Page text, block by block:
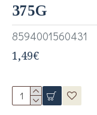
8594001560431
375G
1,49€